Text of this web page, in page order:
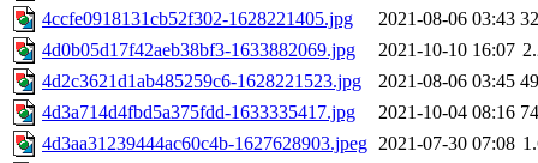
4ccfe0918131cb52f302-1628221405.jpg
2021-08-06 03:43
4d0b05d17f42aeb38bf3-1633882069.jpg
2021-10-10 16:07
4d2c3621d1ab485259c6-1628221523.jpg
2021-08-06 03:45
4d3a714d4fbd5a375fdd-1633335417.jpg
2021-10-04 08:16
4d3aa31239444ac60c4b-1627628903.jpeg 2021-07-30 07:08